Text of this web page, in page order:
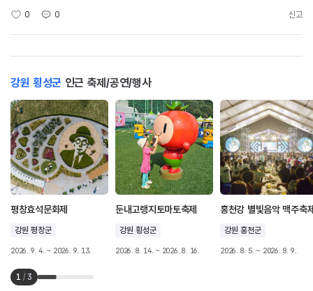
0 0 신고
강원 횡성군 인근 축제/공연/행사
평창효석문화제
강원 평창군
2026. 9. 4. ~ 2026. 9. 13.
둔내고랭지토마토축제
강원 횡성군
2026. 8. 14. ~ 2026. 8. 16.
홍천강 별빛음악 맥주축
강원 홍천군
2026. 8. 5. ~ 2026. 8. 9.
1 / 3